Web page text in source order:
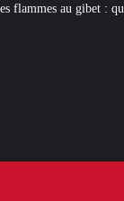
de châtiments